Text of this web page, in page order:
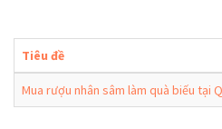
Tiêu đề
Mua rượu nhân sâm làm quà biếu tại